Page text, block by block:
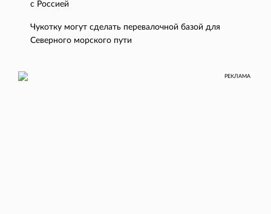
с Россией
Чукотку могут сделать перевалочной базой для
Северного морского пути
РЕКЛАМА